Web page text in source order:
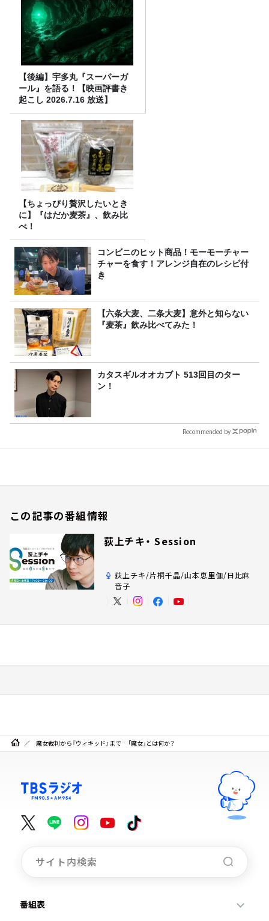
【後編】宇多丸『スーパーガ
ール』を語る！【映画評書き
起こし 2026.7.16 放送】
【ちょっぴり贅沢したいとき
に】『はだか麦茶』、飲み比
べ！
コンビニのヒット商品！モーモーチャー
チャーを食す！アレンジ自在のレシピ付
き
【六条大麦、二条大麦】意外と知らない
『麦茶』飲み比べてみた！
カタスギルオオカブト 513回目のター
ン！
Recommended by
この記事の番組情報
荻上チキ・ Session
荻上チキ/片桐千晶/山本恵里伽/日比麻
音子
魔女裁判から『ウィキッド』まで…「魔女」とは何か？
番組表